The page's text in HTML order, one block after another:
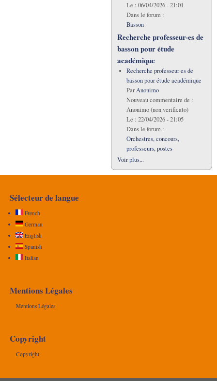
Le : 06/04/2026 - 21:01
Dans le forum :
Basson
Recherche professeur·es de
basson pour étude
académique
Recherche professeur·es de
basson pour étude académique
ParAnonimo
Nouveau commentaire de :
Anonimo (non verificato)
Le : 22/04/2026 - 21:05
Dans le forum :
Orchestres, concours,
professeurs, postes
Voir plus...
Sélecteur de langue
French
German
English
Spanish
Italian
Mentions Légales
Mentions Légales
Copyright
Copyright